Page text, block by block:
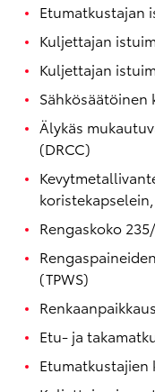
Etumatkustajan
Kuljettajan
Kuljettajan
Älykäs
(DRCC)
koristekapselein,
Rengaskoko
(TPWS)
Etu- ja
Etumatkustajien